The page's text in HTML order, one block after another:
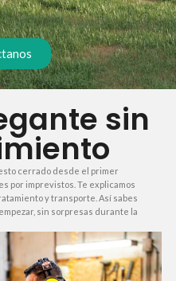
modernas en Málaga son la solución
líneas limpias y funcionales,
el clima costero. Este tipo de
también aporta un valor estético
sin
cerrado desde el primer
por imprevistos. Te explicamos
y transporte. Así sabes
sin sorpresas durante la